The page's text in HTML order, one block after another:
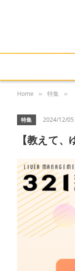
Home » 特集 »
特集 2024/12/05
【教えて